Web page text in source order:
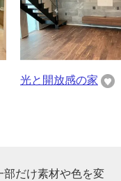
光と開放感の家
部だけ素材や色を変